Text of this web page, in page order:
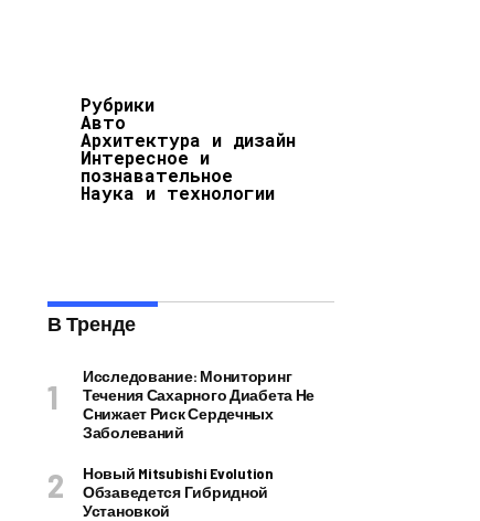
Рубрики
Авто
Архитектура и дизайн
Интересное и
познавательное
Наука и технологии
В Тренде
Исследование: Мониторинг
Течения Сахарного Диабета Не
Снижает Риск Сердечных
Заболеваний
Новый Mitsubishi Evolution
Обзаведется Гибридной
Установкой